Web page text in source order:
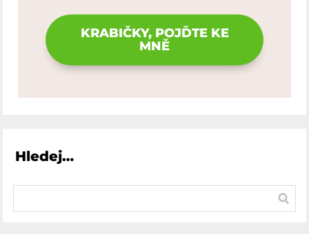
KRABIČKY, POJĎTE KE
MNĚ
Hledej…